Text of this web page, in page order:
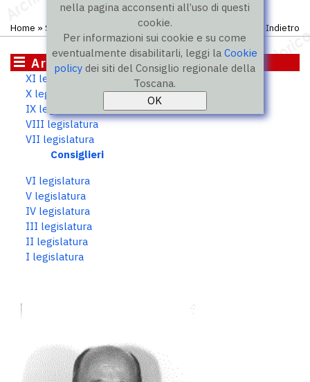
nella pagina acconsenti all’uso di questi
cookie.
Per informazioni sui cookie e su come
eventualmente disabilitarli, leggi laCookie
policy dei siti del Consiglio regionale della
Toscana.
Home » Storico VII legislatura»Consiglieri Indietro
Archivio storico
XI legislatura
X legislatura
IX legislatura
VIII legislatura
VII legislatura
Consiglieri
VI legislatura
V legislatura
IV legislatura
III legislatura
II legislatura
I legislatura